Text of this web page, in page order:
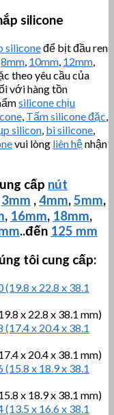
silicone
siliconeđể bịt đầu ren
8mm 10mm 12mm
theo yêu cầu của
với hàng tồn
silicone chịu
Tấm silicone đặc
silicon bi silicone
vui lòng liên hệnhận
cấp nút
3mm ,4mm,5mm,
, 16mm, 18mm,
..đến 125 mm
tôi cung cấp:
x 22.8 x 38.1 mm)
x 20.4 x 38.1 mm)
x 18.9 x 38.1 mm)